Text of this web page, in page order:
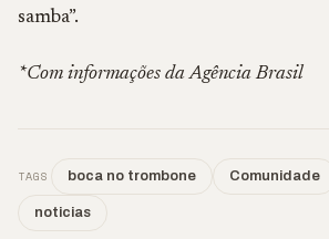
samba”.
*Com informações da Agência Brasil
TAGS boca no trombone Comunidade
noticias